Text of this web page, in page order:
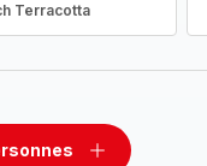
Terracotta
Ajouter